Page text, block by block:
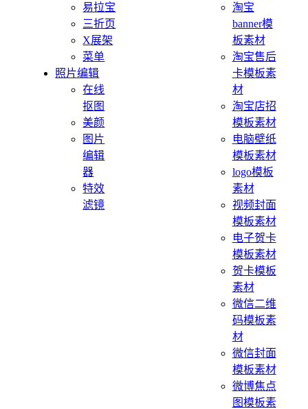
易拉宝
三折页
X展架
菜单
照片编辑
在线
抠图
美颜
图片
编辑
器
特效
滤镜
淘宝
banner模
板素材
淘宝售后
卡模板素
材
淘宝店招
模板素材
电脑壁纸
模板素材
logo模板
素材
视频封面
模板素材
电子贺卡
模板素材
贺卡模板
素材
微信二维
码模板素
材
微信封面
模板素材
微博焦点
图模板素